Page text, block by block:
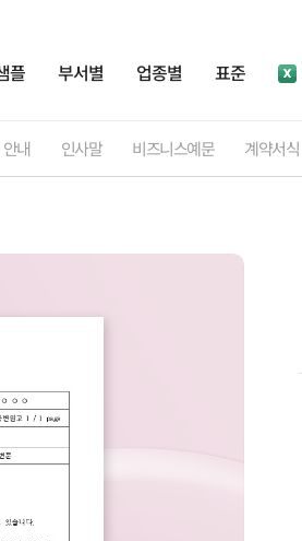
플 부서별 업종별 표준
안내 인사말 비즈니스예문 계약서식